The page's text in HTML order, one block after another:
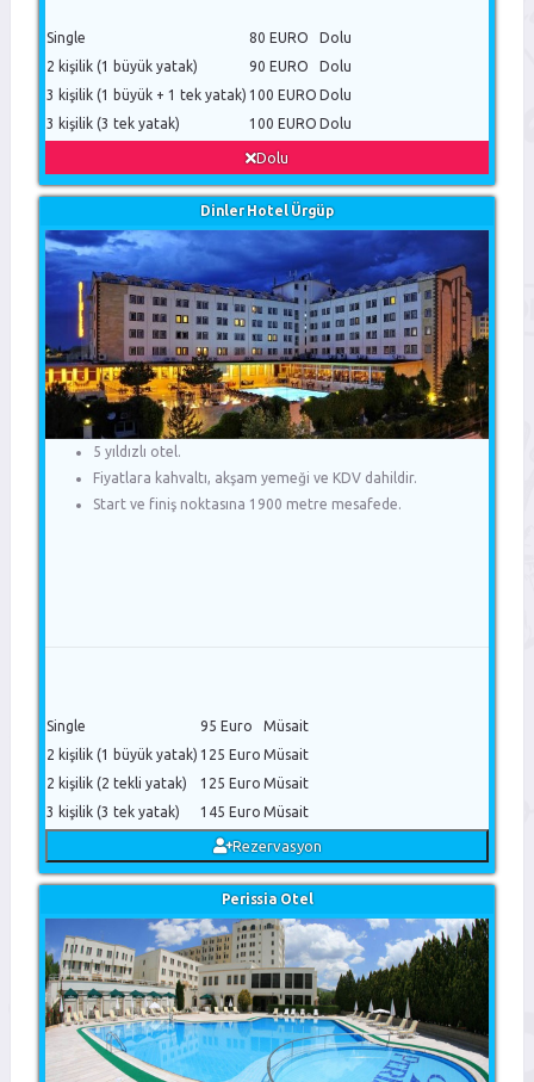
Single 80 EURO
Dolu
2 kişilik (1 büyük yatak)
90 EURO
Dolu
3 kişilik (1 büyük + 1 tek yatak) 100 EURO Dolu
3 kişilik (3 tek yatak)
100 EURO Dolu
Dolu
Dinler Hotel Ürgüp
5 yıldızlı otel.
Fiyatlara kahvaltı, akşam yemeği ve KDV dahildir.
Start ve finiş noktasına 1900 metre mesafede.
Single 95 Euro
Müsait
2 kişilik (1 büyük yatak) 125 Euro Müsait
2 kişilik (2 tekli yatak)
125 Euro Müsait
3 kişilik (3 tek yatak)
145 Euro Müsait
Rezervasyon
Perissia Otel